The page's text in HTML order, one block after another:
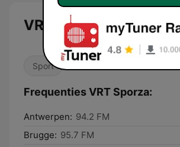
VRT Sporza
Sport
Frequenties VRT Sporza:
Antwerpen: 94.2 FM
Brugge: 95.7 FM